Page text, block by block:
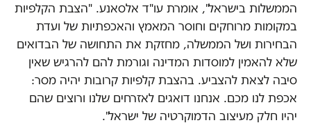
הממשלות בישראל", אומרת עו"ד אלסאנע. "הצבת הקלפיות
במקומות מרוחקים וחוסר המאמץ והאכפתיות של ועדת
הבחירות ושל הממשלה, מחזקת את התחושה של הבדואים
שלא להאמין למוסדות המדינה וגורמת להם להרגיש שאין
סיבה לצאת להצביע. בהצבת קלפיות קרובות יהיה מסר:
אכפת לנו מכם. אנחנו דואגים לאזרחים שלנו ורוצים שהם
יהיו חלק מעיצוב הדמוקרטיה של ישראל".